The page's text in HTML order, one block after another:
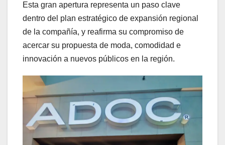
Esta gran apertura representa un paso clave
dentro del plan estratégico de expansión regional
de la compañía, y reafirma su compromiso de
acercar su propuesta de moda, comodidad e
innovación a nuevos públicos en la región.